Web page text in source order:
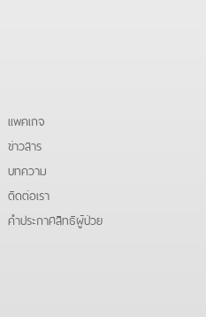
แพคเกจ
ข่าวสาร
บทความ
ติดต่อเรา
คําประกาศสิทธิผู้ป่วย